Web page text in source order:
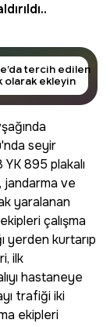
tercih edilen
olarak ekleyin
seyir
895 plakalı
jandarma ve
yaralanan
çalışma
yerden kurtarıp
ilk
hastaneye
trafiği iki
ekipleri